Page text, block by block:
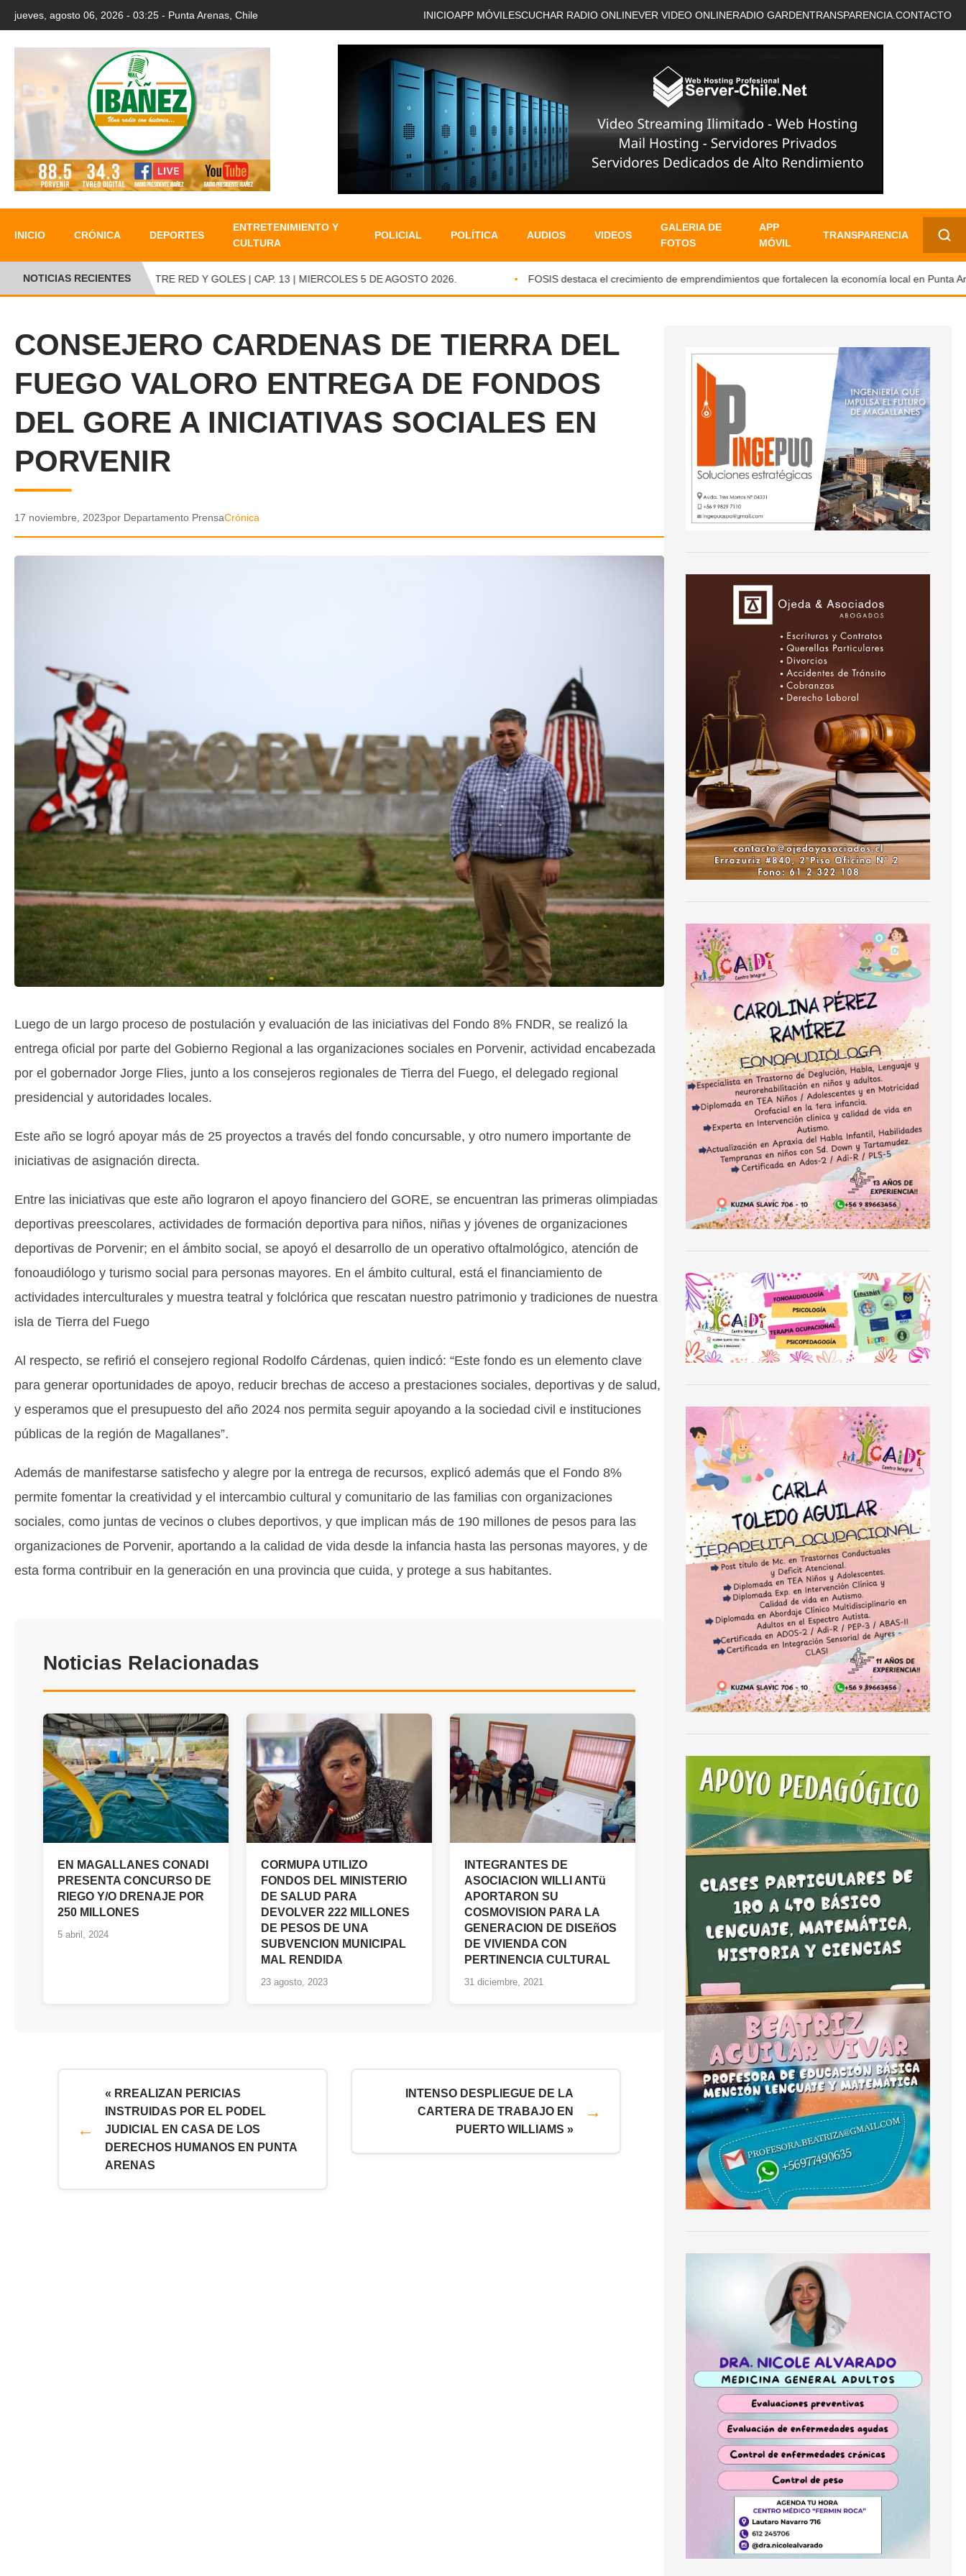
jueves, agosto 06, 2026 - 03:25 - Punta Arenas, Chile INICIOAPP MÓVIL ESCUCHAR RADIO ONLINEVER VIDEO ONLINERADIO GARDENTRANSPARENCIA. CONTACTO
INICIO CRÓNICA DEPORTES
ENTRETENIMIENTO Y
CULTURA
POLICIAL POLÍTICA AUDIOS VIDEOS
GALERIA DE
FOTOS
APP
MÓVIL
TRANSPARENCIA
✕
NOTICIAS RECIENTESENTRE RED Y GOLES | CAP. 13 | MIERCOLES 5 DE AGOSTO 2026. FOSIS destaca el crecimiento de emprendimientos que fortalecen la economía local en Punta
CONSEJERO CARDENAS DE TIERRA DEL
FUEGO VALORO ENTREGA DE FONDOS
DEL GORE A INICIATIVAS SOCIALES EN
PORVENIR
17 noviembre, 2023por Departamento PrensaCrónica
Luego de un largo proceso de postulación y evaluación de las iniciativas del Fondo 8% FNDR, se realizó la
entrega oficial por parte del Gobierno Regional a las organizaciones sociales en Porvenir, actividad encabezada
por el gobernador Jorge Flies, junto a los consejeros regionales de Tierra del Fuego, el delegado regional
presidencial y autoridades locales.
Este año se logró apoyar más de 25 proyectos a través del fondo concursable, y otro numero importante de
iniciativas de asignación directa.
Entre las iniciativas que este año lograron el apoyo financiero del GORE, se encuentran las primeras olimpiadas
deportivas preescolares, actividades de formación deportiva para niños, niñas y jóvenes de organizaciones
deportivas de Porvenir; en el ámbito social, se apoyó el desarrollo de un operativo oftalmológico, atención de
fonoaudiólogo y turismo social para personas mayores. En el ámbito cultural, está el financiamiento de
actividades interculturales y muestra teatral y folclórica que rescatan nuestro patrimonio y tradiciones de nuestra
isla de Tierra del Fuego
Al respecto, se refirió el consejero regional Rodolfo Cárdenas, quien indicó: “Este fondo es un elemento clave
para generar oportunidades de apoyo, reducir brechas de acceso a prestaciones sociales, deportivas y de salud,
y esperamos que el presupuesto del año 2024 nos permita seguir apoyando a la sociedad civil e instituciones
públicas de la región de Magallanes”.
Además de manifestarse satisfecho y alegre por la entrega de recursos, explicó además que el Fondo 8%
permite fomentar la creatividad y el intercambio cultural y comunitario de las familias con organizaciones
sociales, como juntas de vecinos o clubes deportivos, y que implican más de 190 millones de pesos para las
organizaciones de Porvenir, aportando a la calidad de vida desde la infancia hasta las personas mayores, y de
esta forma contribuir en la generación en una provincia que cuida, y protege a sus habitantes.
Noticias Relacionadas
EN MAGALLANES CONADI
PRESENTA CONCURSO DE
RIEGO Y/O DRENAJE POR
250 MILLONES
5 abril, 2024
CORMUPA UTILIZO
FONDOS DEL MINISTERIO
DE SALUD PARA
DEVOLVER 222 MILLONES
DE PESOS DE UNA
SUBVENCION MUNICIPAL
MAL RENDIDA
23 agosto, 2023
INTEGRANTES DE
ASOCIACION WILLI ANTü
APORTARON SU
COSMOVISION PARA LA
GENERACION DE DISEñOS
DE VIVIENDA CON
PERTINENCIA CULTURAL
31 diciembre, 2021
« RREALIZAN PERICIAS
INSTRUIDAS POR EL PODEL
JUDICIAL EN CASA DE LOS
DERECHOS HUMANOS EN PUNTA
ARENAS
INTENSO DESPLIEGUE DE LA
CARTERA DE TRABAJO EN
PUERTO WILLIAMS »